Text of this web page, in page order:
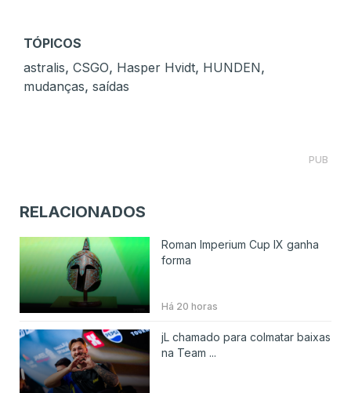
TÓPICOS
astralis, CSGO, Hasper Hvidt, HUNDEN,
mudanças, saídas
PUB
RELACIONADOS
Roman Imperium Cup IX ganha
forma
Há 20 horas
jL chamado para colmatar baixas
na Team ...